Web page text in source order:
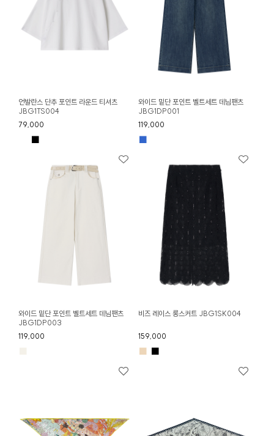
언발란스 단추 포인트 라운드 티셔츠
JBG1TS004
79,000
■
와이드 밑단 포인트 벨트세트 데님팬츠
JBG1DP001
119,000
■
와이드 밑단 포인트 벨트세트 데님팬츠
JBG1DP003
119,000
비즈 레이스 롱스커트 JBG1SK004
159,000
■ ■